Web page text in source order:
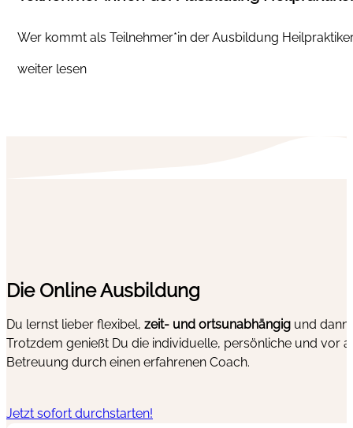
Wer kommt als Teilnehmer*in der Ausbildung
weiter lesen
Die Online Ausbildung
Du lernst lieber flexibel, zeit- und ortsunabhängig und
Trotzdem genießt Du die individuelle, persönliche und vor
Betreuung durch einen erfahrenen Coach.
Jetzt sofort durchstarten!